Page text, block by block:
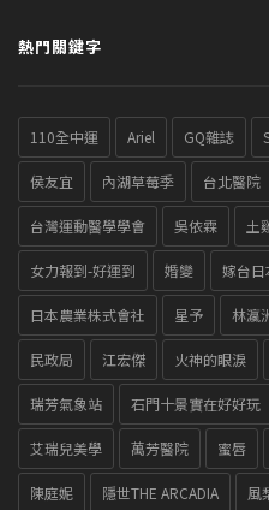
熱門關鍵字
110全中運 Ariel GQ雜誌
侯友宜 內湖草莓季 台北醫院
台灣運動醫學學會 吳依霖 土
女力報到-好運到 婚變 嫁台日
日本農業株式會社 星予 林瀛
民政局 江宏傑 火神的眼淚
瑞芳氣象站 石門十景實在好好玩
艾瑞兒美學 萬芳醫院 蜜唇
陳庭妮 隱世THE ARCADIA 風